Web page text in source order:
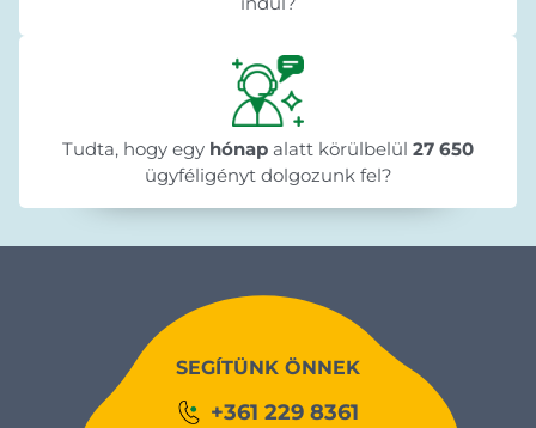
Tudta, hogy egy hónap alatt körülbelül 27 650
ügyféligényt dolgozunk fel?
SEGÍTÜNK ÖNNEK
+361 229 8361